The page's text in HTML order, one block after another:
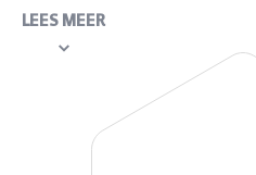
LEES MEER